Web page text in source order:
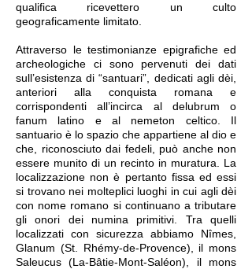
qualifica ricevettero un culto
geograficamente limitato.
Attraverso le testimonianze epigrafiche ed
archeologiche ci sono pervenuti dei dati
sull’esistenza di “santuari”, dedicati agli dèi,
anteriori alla conquista romana e
corrispondenti all’incirca al delubrum o
fanum latino e al nemeton celtico. Il
santuario è lo spazio che appartiene al dio e
che, riconosciuto dai fedeli, può anche non
essere munito di un recinto in muratura. La
localizzazione non è pertanto fissa ed essi
si trovano nei molteplici luoghi in cui agli dèi
con nome romano si continuano a tributare
gli onori dei numina primitivi. Tra quelli
localizzati con sicurezza abbiamo Nîmes,
Glanum (St. Rhémy-de-Provence), il mons
Saleucus (La-Bâtie-Mont-Saléon), il mons